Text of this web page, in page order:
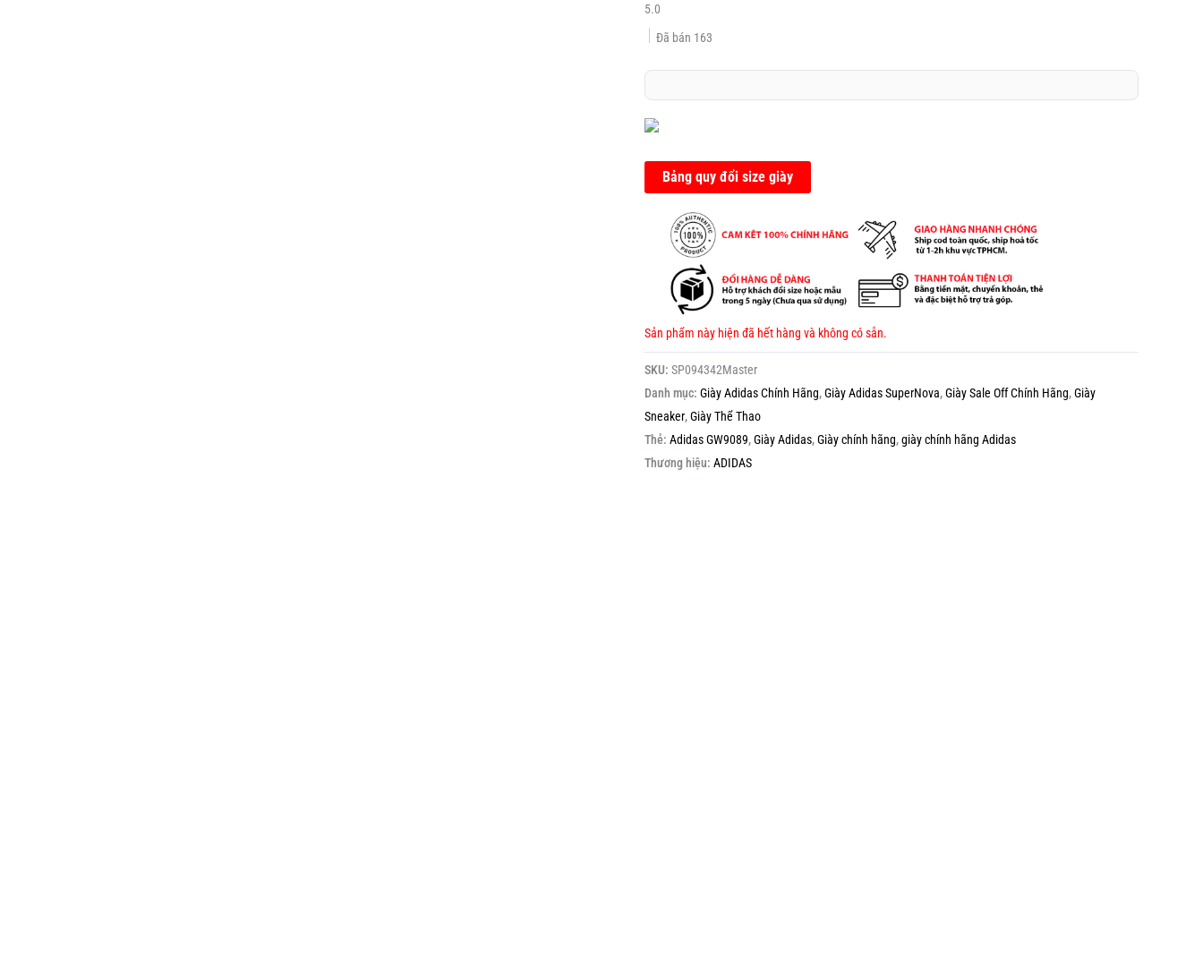
5.0
Đã bán 163
Bảng quy đổi size giày
Sản phẩm này hiện đã hết hàng và không có sẵn.
SKU: SP094342Master
Danh mục: Giày Adidas Chính Hãng,Giày Adidas SuperNova,Giày Sale Off Chính Hãng,Giày
Sneaker,Giày Thể Thao
Thẻ: Adidas GW9089,Giày Adidas,Giày chính hãng,giày chính hãng Adidas
Thương hiệu: ADIDAS